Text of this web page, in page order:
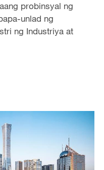
probinsyal ng
unlad ng
ng Industriya at